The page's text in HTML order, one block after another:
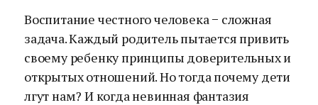
Воспитание честного человека − сложная
задача. Каждый родитель пытается привить
своему ребенку принципы доверительных и
открытых отношений. Но тогда почему дети
лгут нам? И когда невинная фантазия